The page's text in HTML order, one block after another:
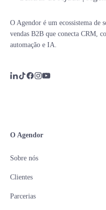
O Agendor é um ecossistema de
vendas B2B que conecta CRM,
automação e IA.
O Agendor
Sobre nós
Clientes
Parcerias